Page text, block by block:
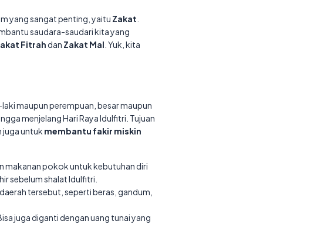
yang sangat penting, yaitu Zakat
saudara-saudari kita yang
Fitrahdan Zakat Mal . Yuk, kita
maupun perempuan, besar maupun
menjelang Hari Raya Idulfitri. Tujuan
juga untuk membantu fakir miskin
makanan pokok untuk kebutuhan diri
sebelum shalat Idulfitri.
tersebut, seperti beras, gandum,
juga diganti dengan uang tunai yang